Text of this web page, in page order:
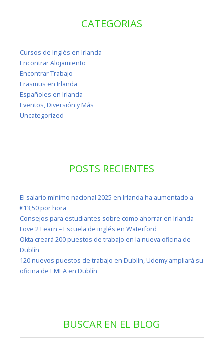
CATEGORIAS
Cursos de Inglés en Irlanda
Encontrar Alojamiento
Encontrar Trabajo
Erasmus en Irlanda
Españoles en Irlanda
Eventos, Diversión y Más
Uncategorized
POSTS RECIENTES
El salario mínimo nacional 2025 en Irlanda ha aumentado a
€13,50 por hora
Consejos para estudiantes sobre como ahorrar en Irlanda
Love 2 Learn – Escuela de inglés en Waterford
Okta creará 200 puestos de trabajo en la nueva oficina de
Dublín
120 nuevos puestos de trabajo en Dublín, Udemy ampliará su
oficina de EMEA en Dublín
BUSCAR EN EL BLOG